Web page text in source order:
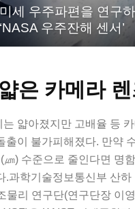
미세 우주파편을 연구
‘NASA 우주잔해 센서’
은 카메라
얇아졌지만 고배율 등
출이 불가피해졌다. 만약
) 수준으로 줄인다면 명
.과학기술정보통신부 산
물리 연구단(연구단장 이